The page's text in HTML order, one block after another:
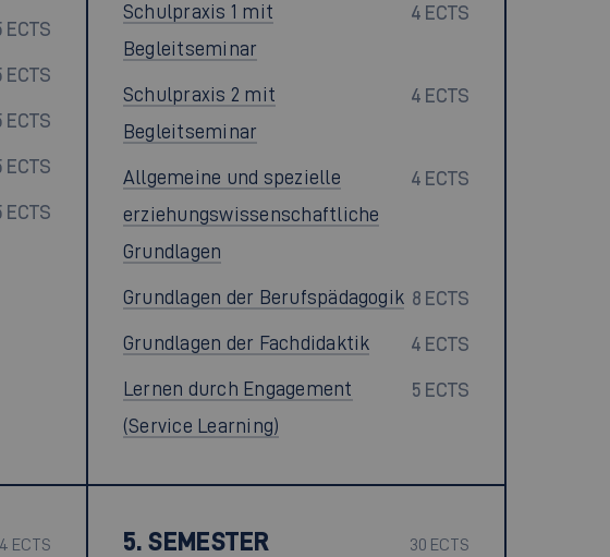
ECTS
ECTS
ECTS
ECTS
ECTS
Schulpraxis 1 mit
Begleitseminar
4 ECTS
Schulpraxis 2 mit
Begleitseminar
4 ECTS
Allgemeine und spezielle
erziehungswissenschaftliche
Grundlagen
4 ECTS
Grundlagen der Berufspädagogik 8 ECTS
Grundlagen der Fachdidaktik 4 ECTS
Lernen durch Engagement
(Service Learning)
5 ECTS
ECTS 5. SEMESTER 30 ECTS